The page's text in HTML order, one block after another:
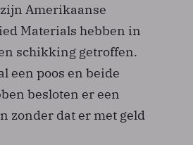
Amerikaanse
Materials hebben in
schikking getroffen.
een poos en beide
besloten er een
zonder dat er met geld